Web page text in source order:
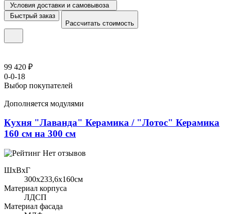
Условия доставки и самовывоза
Быстрый заказ
Рассчитать стоимость
99 420 ₽
0-0-18
Выбор покупателей
Дополняется модулями
Кухня "Лаванда" Керамика / "Лотос" Керамика
160 см на 300 см
Нет отзывов
ШхВхГ
300x233,6х160см
Материал корпуса
ЛДСП
Материал фасада